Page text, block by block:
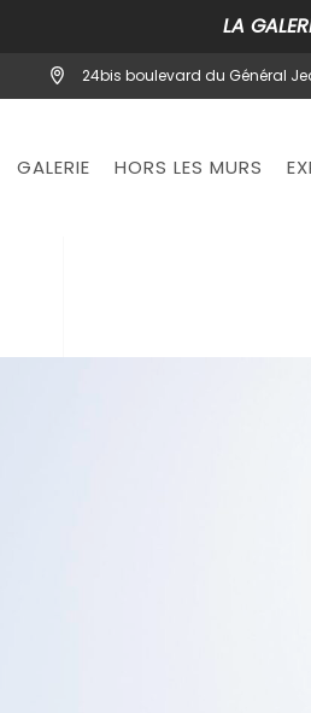
LA
24bis boulevard du Général
GALERIE HORS LES MURS